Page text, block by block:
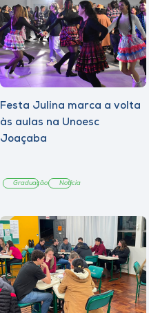
Festa Julina marca a volta
às aulas na Unoesc
Joaçaba
Graduação Notícia